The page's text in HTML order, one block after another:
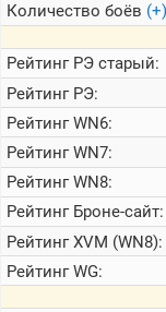
Теlegram
ВК
Портал
Мира
Танков
Количество боёв (+)
РейтингРЭ старый:
РейтингРЭ:
РейтингWN6:
РейтингWN7:
РейтингWN8:
РейтингБроне-сайт:
РейтингXVM (WN8):
РейтингWG: